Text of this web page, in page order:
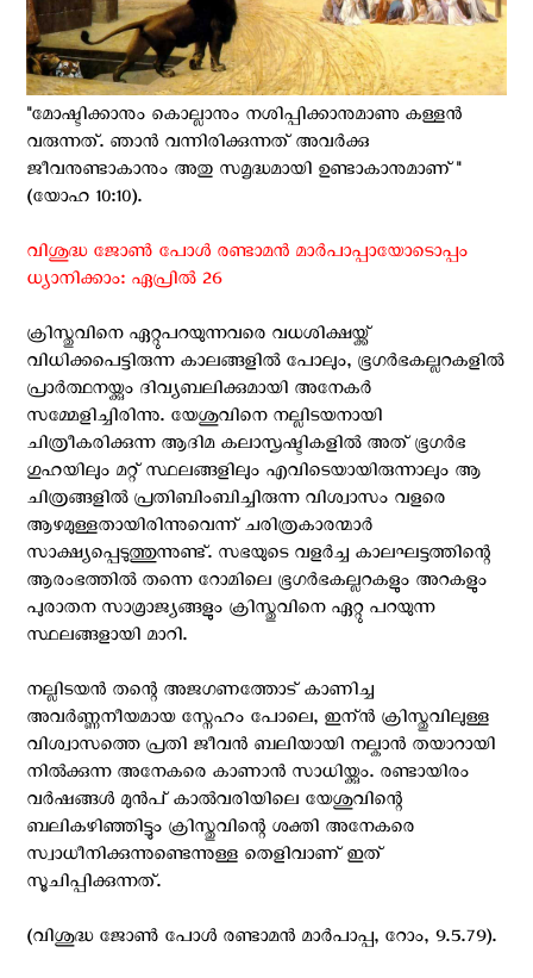
"മോഷ്ടിക്കാനും കൊല്ലാനും നശിപ്പിക്കാനുമാണു കള്ളന്‍
വരുന്നത്. ഞാന്‍ വന്നിരിക്കുന്നത് അവര്‍ക്കു
ജീവനുണ്ടാകാനും അതു സമൃദ്ധമായി ഉണ്ടാകാനുമാണ്"
(യോഹ 10:10).
വിശുദ്ധ ജോൺ പോള്‍ രണ്ടാമൻ മാർപാപ്പായോടൊപ്പം
ധ്യാനിക്കാം: ഏപ്രില്‍ 26
ക്രിസ്തുവിനെ ഏറ്റുപറയുന്നവരെ വധശിക്ഷയ്ക്ക്
വിധിക്കപെട്ടിരുന്ന കാലങ്ങളില്‍ പോലും, ഭൂഗർഭകല്ലറകളിൽ
പ്രാർത്ഥനയ്ക്കും ദിവ്യബലിക്കുമായി അനേകര്‍
സമ്മേളിച്ചിരിന്നു. യേശുവിനെ നല്ലിടയനായി
ചിത്രീകരിക്കുന്ന ആദിമ കലാസൃഷ്ടികളിൽ അത് ഭൂഗർഭ
ഗുഹയിലും മറ്റ് സ്ഥലങ്ങളിലും എവിടെയായിരുന്നാലും ആ
ചിത്രങ്ങളിൽ പ്രതിബിംബിച്ചിരുന്ന വിശ്വാസം വളരെ
ആഴമുള്ളതായിരിന്നുവെന്ന് ചരിത്രകാരന്മാര്‍
സാക്ഷ്യപ്പെടുത്തുന്നുണ്ട്. സഭയുടെ വളര്‍ച്ച കാലഘട്ടത്തിന്റെ
ആരംഭത്തില്‍ തന്നെ റോമിലെ ഭൂഗർഭകല്ലറകളും അറകളും
പുരാതന സാമ്രാജ്യങ്ങളും ക്രിസ്തുവിനെ ഏറ്റു പറയുന്ന
സ്ഥലങ്ങളായി മാറി.
നല്ലിടയന്‍ തന്റെ അജഗണത്തോട് കാണിച്ച
അവര്‍ണ്ണനീയമായ സ്നേഹം പോലെ, ഇന്ന്‍ ക്രിസ്തുവിലുള്ള
വിശ്വാസത്തെ പ്രതി ജീവന്‍ ബലിയായി നല്കാന്‍ തയാറായി
നില്‍ക്കുന്ന അനേകരെ കാണാന്‍ സാധിയ്ക്കും. രണ്ടായിരം
വര്‍ഷങ്ങള്‍ മുന്‍പ് കാല്‍വരിയിലെ യേശുവിന്റെ
ബലികഴിഞ്ഞിട്ടും ക്രിസ്തുവിന്റെ ശക്തി അനേകരെ
സ്വാധീനിക്കുന്നുണ്ടെന്നുള്ള തെളിവാണ് ഇത്
സൂചിപ്പിക്കുന്നത്.
(വിശുദ്ധ ജോൺ പോള്‍ രണ്ടാമൻ മാർപാപ്പ, റോം, 9.5.79).